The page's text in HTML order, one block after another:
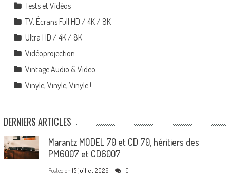
Tests et Vidéos
TV, Écrans Full HD / 4K / 8K
Ultra HD / 4K / 8K
Vidéoprojection
Vintage Audio & Video
Vinyle, Vinyle, Vinyle !
DERNIERS ARTICLES
Marantz MODEL 70 et CD 70, héritiers des
PM6007 et CD6007
Posted on 15 juillet 2026 0